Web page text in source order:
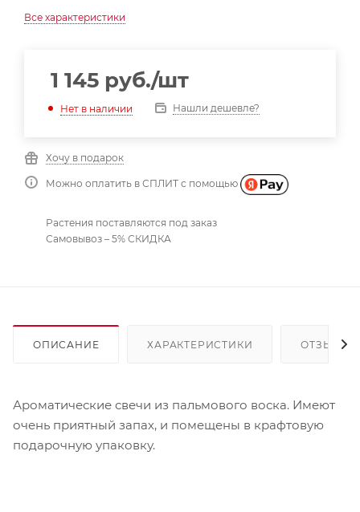
Все характеристики
1 145 руб./шт
Нет в наличии Нашли дешевле?
Хочу в подарок
Можно оплатить в СПЛИТ с помощью
Растения поставляются под заказ
Самовывоз – 5% СКИДКА
ОПИСАНИЕ ХАРАКТЕРИСТИКИ ОТЗЫВЫ
Ароматические свечи из пальмового воска. Имеют
очень приятный запах, и помещены в крафтовую
подарочную упаковку.